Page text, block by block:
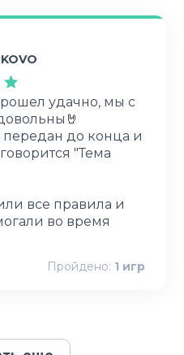
удачно, мы с
до конца и
"Тема
все правила и
во время
Пройдено: 1 игр